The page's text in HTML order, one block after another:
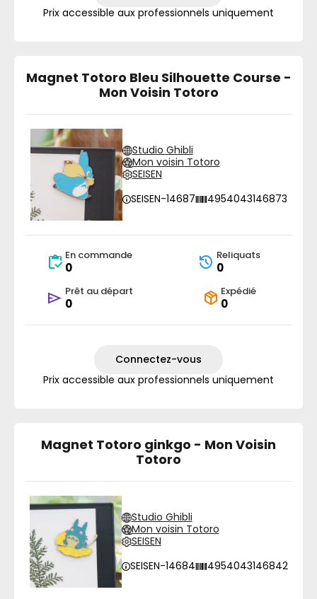
Prix accessible aux professionnels uniquement
Magnet Totoro Bleu Silhouette Course -
Mon Voisin Totoro
Studio Ghibli
Mon voisin Totoro
SEISEN
SEISEN-14687
4954043146873
En commande
0
Reliquats
0
Prêt au départ
0
Expédié
0
Connectez-vous
Prix accessible aux professionnels uniquement
Magnet Totoro ginkgo - Mon Voisin
Totoro
Studio Ghibli
Mon voisin Totoro
SEISEN
SEISEN-14684
4954043146842